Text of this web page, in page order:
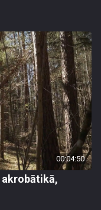
00:04:50
akrobātikā,